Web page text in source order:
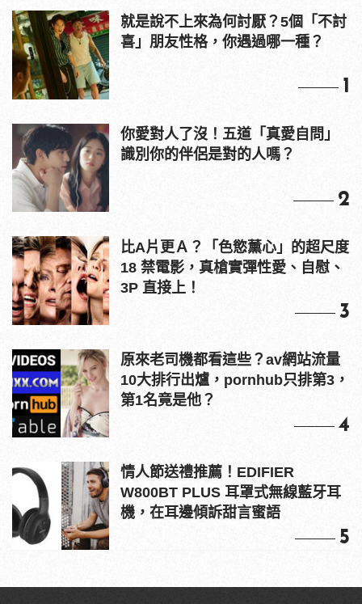
就是說不上來為何討厭？5個「不討
喜」朋友性格，你遇過哪一種？
1
你愛對人了沒！五道「真愛自問」
識別你的伴侶是對的人嗎？
2
比A片更Ａ？「色慾薰心」的超尺度
18 禁電影，真槍實彈性愛、自慰、
3P 直接上！
3
原來老司機都看這些？av網站流量
10大排行出爐，pornhub只排第3，
第1名竟是他？
4
情人節送禮推薦！EDIFIER
W800BT PLUS 耳罩式無線藍牙耳
機，在耳邊傾訴甜言蜜語
5